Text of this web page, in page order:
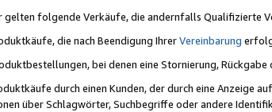
gelten folgende Verkäufe, die andernfalls Qualifizierte
die nach Beendigung IhrerVereinbarung
bei denen eine Stornierung,
durch einen Kunden, der durch eine Anzeige
über Schlagwörter, Suchbegriffe oder andere